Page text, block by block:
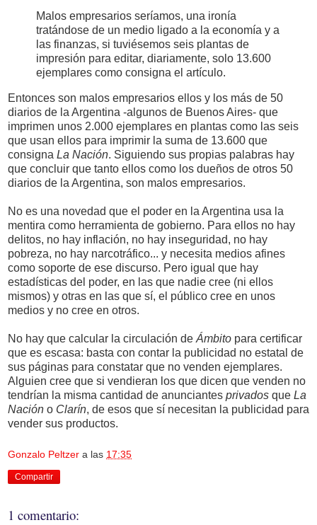
Malos empresarios seríamos, una ironía
tratándose de un medio ligado a la economía y a
las finanzas, si tuviésemos seis plantas de
impresión para editar, diariamente, solo 13.600
ejemplares como consigna el artículo.
Entonces son malos empresarios ellos y los más de 50
diarios de la Argentina -algunos de Buenos Aires- que
imprimen unos 2.000 ejemplares en plantas como las seis
que usan ellos para imprimir la suma de 13.600 que
consigna La Nación. Siguiendo sus propias palabras hay
que concluir que tanto ellos como los dueños de otros 50
diarios de la Argentina, son malos empresarios.
No es una novedad que el poder en la Argentina usa la
mentira como herramienta de gobierno. Para ellos no hay
delitos, no hay inflación, no hay inseguridad, no hay
pobreza, no hay narcotráfico... y necesita medios afines
como soporte de ese discurso. Pero igual que hay
estadísticas del poder, en las que nadie cree (ni ellos
mismos) y otras en las que sí, el público cree en unos
medios y no cree en otros.
No hay que calcular la circulación de Ámbito para certificar
que es escasa: basta con contar la publicidad no estatal de
sus páginas para constatar que no venden ejemplares.
Alguien cree que si vendieran los que dicen que venden no
tendrían la misma cantidad de anunciantes privados que La
Nación o Clarín, de esos que sí necesitan la publicidad para
vender sus productos.
Gonzalo Peltzer a las 17:35
Compartir
1 comentario: